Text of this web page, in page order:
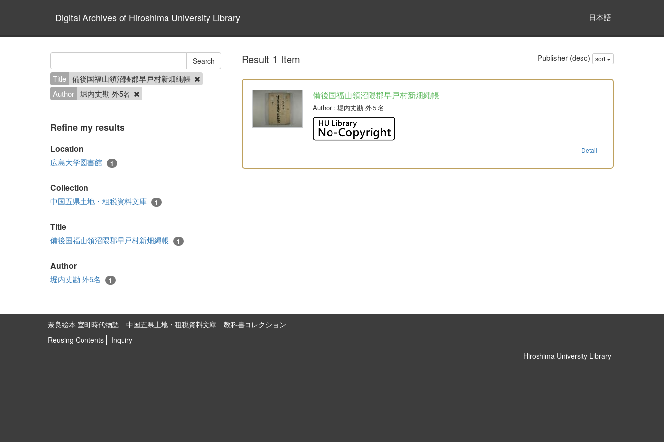
Digital Archives of Hiroshima University Library 日本語
Title 備後国福山領沼隈郡早戸村新畑縄帳
Author 堀内丈勘 外5名
Refine my results
Location
広島大学図書館 1
Collection
中国五県土地・租税資料文庫 1
Title
備後国福山領沼隈郡早戸村新畑縄帳 1
Author
堀内丈勘 外5名 1
Result 1 Item Publisher (desc) sort
備後国福山領沼隈郡早戸村新畑縄帳
Author: 堀内丈勘 外５名
Detail
奈良絵本 室町時代物語 中国五県土地・租税資料文庫
教科書コレクション
Reusing Contents
Inquiry
Hiroshima University Library